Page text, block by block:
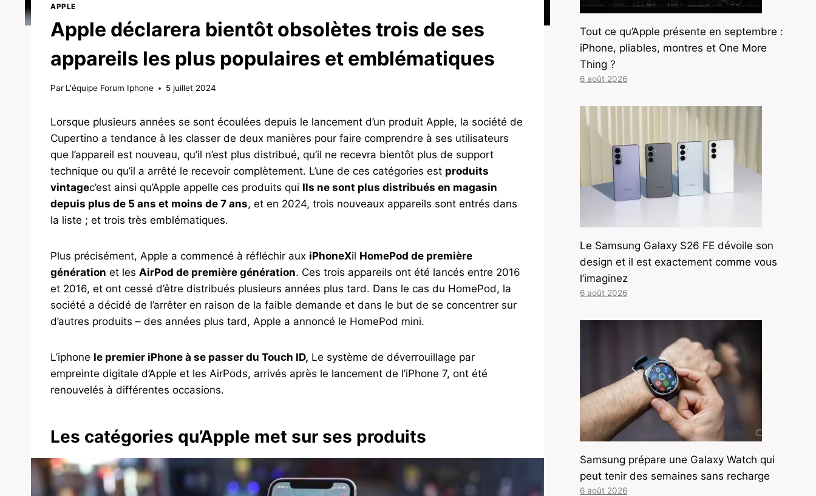
APPLE
Apple déclarera bientôt obsolètes trois de ses
appareils les plus populaires et emblématiques
Par L'équipe Forum Iphone 5 juillet 2024
Lorsque plusieurs années se sont écoulées depuis le lancement d’un produit Apple, la société de
Cupertino a tendance à les classer de deux manières pour faire comprendre à ses utilisateurs
que l’appareil est nouveau, qu’il n’est plus distribué, qu’il ne recevra bientôt plus de support
technique ou qu’il a arrêté le recevoir complètement. L’une de ces catégories est produits
vintagec’est ainsi qu’Apple appelle ces produits qui Ils ne sont plus distribués en magasin
depuis plus de 5 ans et moins de 7 ans, et en 2024, trois nouveaux appareils sont entrés dans
la liste ; et trois très emblématiques.
Plus précisément, Apple a commencé à réfléchir aux iPhoneXil HomePod de première
génération et les AirPod de première génération. Ces trois appareils ont été lancés entre 2016
et 2016, et ont cessé d’être distribués plusieurs années plus tard. Dans le cas du HomePod, la
société a décidé de l’arrêter en raison de la faible demande et dans le but de se concentrer sur
d’autres produits – des années plus tard, Apple a annoncé le HomePod mini.
L’iphone le premier iPhone à se passer du Touch ID, Le système de déverrouillage par
empreinte digitale d’Apple et les AirPods, arrivés après le lancement de l’iPhone 7, ont été
renouvelés à différentes occasions.
Les catégories qu’Apple met sur ses produits
Tout ce qu’Apple présente en septembre :
iPhone, pliables, montres et One More
Thing ?
6 août 2026
Le Samsung Galaxy S26 FE dévoile son
design et il est exactement comme vous
l’imaginez
6 août 2026
Samsung prépare une Galaxy Watch qui
peut tenir des semaines sans recharge
6 août 2026